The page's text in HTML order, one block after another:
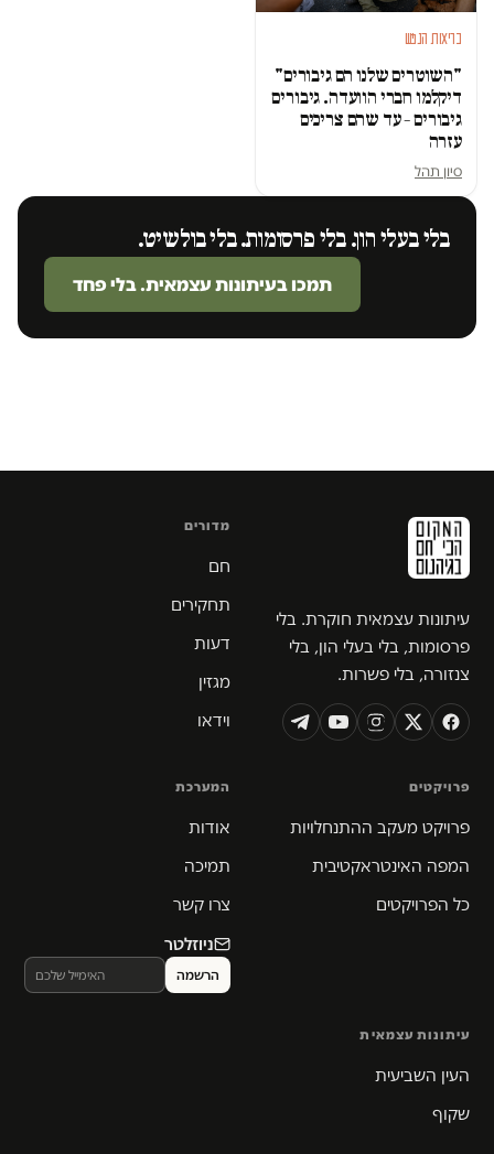
בריאות הנפש
"השוטרים שלנו הם גיבורים"
דיקלמו חברי הוועדה. גיבורים
גיבורים – עד שהם צריכים
עזרה
סיון תהל
בלי בעלי הון. בלי פרסומות. בלי בולשיט.
תמכו בעיתונות עצמאית. בלי פחד
עיתונות עצמאית חוקרת. בלי
פרסומות, בלי בעלי הון, בלי
צנזורה, בלי פשרות.
מדורים
חם
תחקירים
דעות
מגזין
וידאו
פרויקטים
פרויקט מעקב ההתנחלויות
המפה האינטראקטיבית
כל הפרויקטים
המערכת
אודות
תמיכה
צרו קשר
ניוזלטר
עיתונות עצמאית
העין השביעית
שקוף